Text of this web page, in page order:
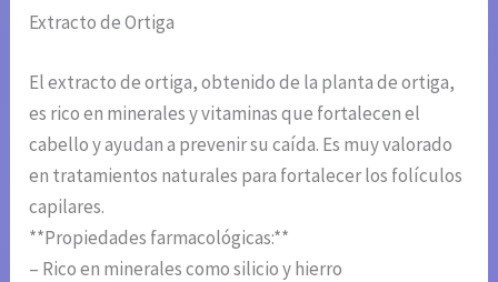
Extracto de Ortiga
El extracto de ortiga, obtenido de la planta de ortiga,
es rico en minerales y vitaminas que fortalecen el
cabello y ayudan a prevenir su caída. Es muy valorado
en tratamientos naturales para fortalecer los folículos
capilares.
**Propiedades farmacológicas:**
– Rico en minerales como silicio y hierro